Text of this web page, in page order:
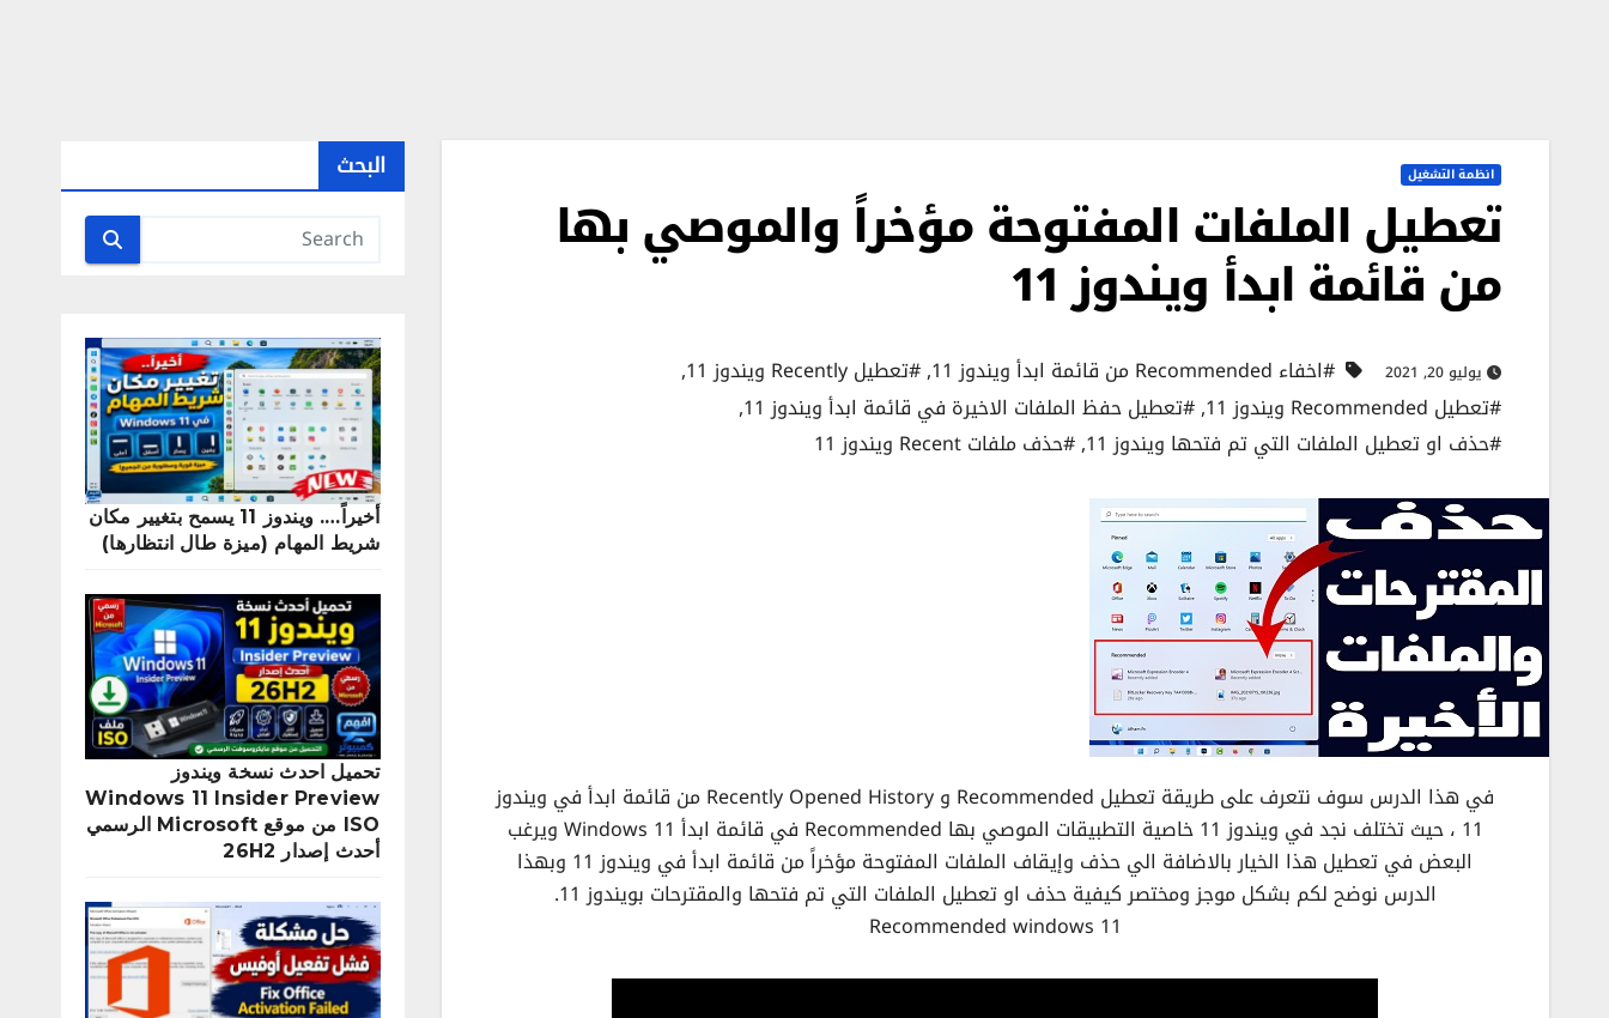
انظمة التشغيل
تعطيل الملفات المفتوحة مؤخراً والموصي بها
من قائمة ابدأ ويندوز 11
يوليو 20, 2021 #اخفاء Recommended من قائمة ابدأ ويندوز 11 ,#تعطيل Recently ويندوز 11
,
#تعطيل Recommended ويندوز 11
,#تعطيل حفظ الملفات الاخيرة في قائمة ابدأ ويندوز 11
,
#حذف او تعطيل الملفات التي تم فتحها ويندوز 11
,#حذف ملفات Recent ويندوز 11
في هذا الدرس سوف نتعرف على طريقة تعطيل Recommended و Recently Opened History من قائمة ابدأ في ويندوز
11 ، حيث تختلف نجد في ويندوز 11 خاصية التطبيقات الموصي بها Recommended في قائمة ابدأ Windows 11 ويرغب
البعض في تعطيل هذا الخيار بالاضافة الي حذف وإيقاف الملفات المفتوحة مؤخراً من قائمة ابدأ في ويندوز 11 وبهذا
الدرس نوضح لكم بشكل موجز ومختصر كيفية حذف او تعطيل الملفات التي تم فتحها والمقترحات بويندوز 11.
Recommended windows 11
البحث
أخيراً…. ويندوز 11 يسمح بتغيير مكان
شريط المهام (ميزة طال انتظارها)
تحميل احدث نسخة ويندوز
Windows 11 Insider Preview
ISO من موقع Microsoft الرسمي
أحدث إصدار 26H2